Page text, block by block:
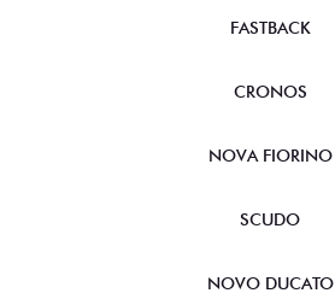
FASTBACK
CRONOS
NOVA FIORINO
SCUDO
NOVO DUCATO